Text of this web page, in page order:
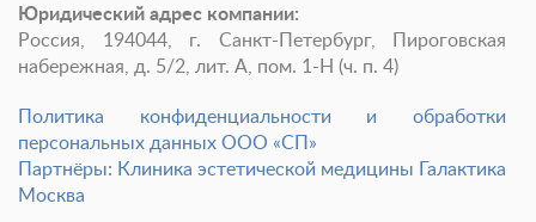
Юридический адрес компании:
Россия, 194044, г. Санкт-Петербург, Пироговская
набережная, д. 5/2, лит. А, пом. 1-Н (ч. п. 4)
Политика конфиденциальности и обработки
персональных данных ООО «СП»
Партнёры: Клиника эстетической медицины Галактика
Москва